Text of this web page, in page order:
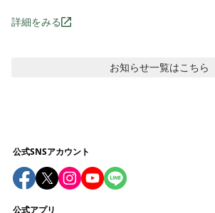
詳細をみる
お知らせ一覧はこちら
公式SNSアカウント
公式アプリ